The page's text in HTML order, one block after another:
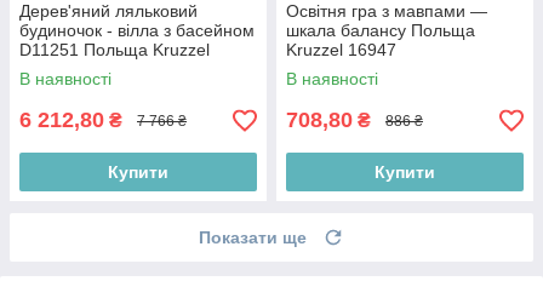
Дерев'яний ляльковий
будиночок - вілла з басейном
D11251 Польща Kruzzel
11251
В наявності
6 212,80 ₴ 7 766 ₴
Купити
Освітня гра з мавпами —
шкала балансу Польща
Kruzzel 16947
В наявності
708,80 ₴ 886 ₴
Купити
Показати ще